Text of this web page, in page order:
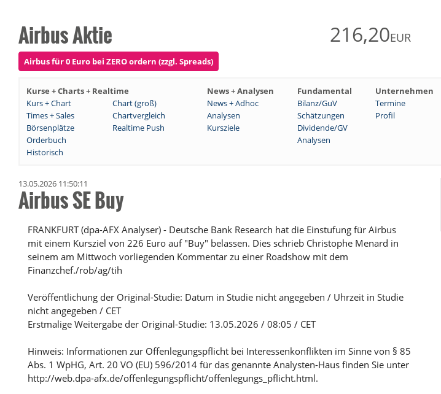
Airbus Aktie 216,20EUR
Airbus für 0 Euro bei ZERO ordern (zzgl. Spreads)
Kurse + Charts + Realtime News + Analysen Fundamental Unternehmen
Kurs + Chart
Chart (groß) News + Adhoc Bilanz/GuV Termine
Times + Sales
Chartvergleich Analysen Schätzungen Profil
Börsenplätze
Realtime Push Kursziele Dividende/GV
Orderbuch
Analysen
Historisch
13.05.2026 11:50:11
Airbus SE Buy
FRANKFURT (dpa-AFX Analyser) - Deutsche Bank Research hat die Einstufung für Airbus
mit einem Kursziel von 226 Euro auf "Buy" belassen. Dies schrieb Christophe Menard in
seinem am Mittwoch vorliegenden Kommentar zu einer Roadshow mit dem
Finanzchef./rob/ag/tih
Veröffentlichung der Original-Studie: Datum in Studie nicht angegeben / Uhrzeit in Studie
nicht angegeben / CET
Erstmalige Weitergabe der Original-Studie: 13.05.2026 / 08:05 / CET
Hinweis: Informationen zur Offenlegungspflicht bei Interessenkonflikten im Sinne von § 85
Abs. 1 WpHG, Art. 20 VO (EU) 596/2014 für das genannte Analysten-Haus finden Sie unter
http://web.dpa-afx.de/offenlegungspflicht/offenlegungs_pflicht.html.